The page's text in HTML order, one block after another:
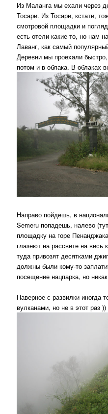
Из Маланга мы ехали через
Тосари. Из Тосари, кстати,
смотровой площадки и
есть отели какие-то, но нам
Лаванг, как самый
Деревни мы проехали
потом и в облака. В облаках
Направо пойдешь, в
Semeru попадешь, налево
площадку на горе
глазеют на рассвете на весь
туда привозят десятками
должны были кому-то
посещение нацпарка, но
Наверное с развилки иногда
вулканами, но не в этот раз ))